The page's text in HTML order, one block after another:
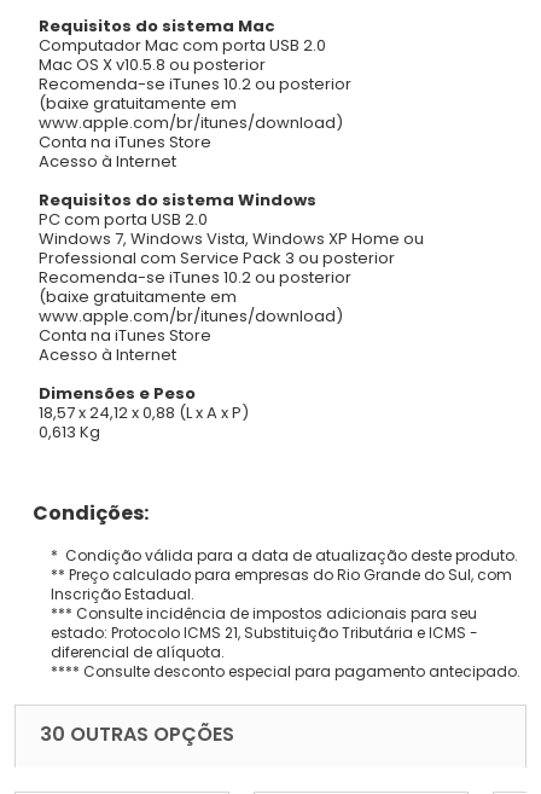
Requisitos do sistema Mac
Computador Mac com porta USB 2.0
Mac OS X v10.5.8 ou posterior
Recomenda-se iTunes 10.2 ou posterior
(baixe gratuitamente em
www.apple.com/br/itunes/download)
Conta na iTunes Store
Acesso à Internet
Requisitos do sistema Windows
PC com porta USB 2.0
Windows 7, Windows Vista, Windows XP Home ou
Professional com Service Pack 3 ou posterior
Recomenda-se iTunes 10.2 ou posterior
(baixe gratuitamente em
www.apple.com/br/itunes/download)
Conta na iTunes Store
Acesso à Internet
Dimensões e Peso
18,57 x 24,12 x 0,88 (L x A x P)
0,613 Kg
Condições:
* Condição válida para a data de atualização deste produto.
** Preço calculado para empresas do Rio Grande do Sul, com
Inscrição Estadual.
*** Consulte incidência de impostos adicionais para seu
estado: Protocolo ICMS 21, Substituição Tributária e ICMS -
diferencial de alíquota.
**** Consulte desconto especial para pagamento antecipado.
30 OUTRAS OPÇÕES